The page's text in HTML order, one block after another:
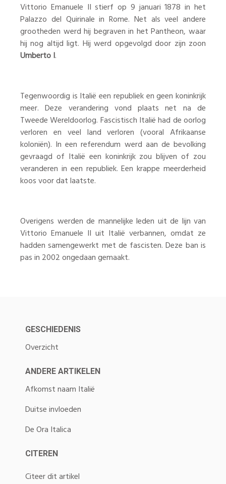
Vittorio Emanuele II stierf op 9 januari 1878 in het
Palazzo del Quirinale in Rome. Net als veel andere
grootheden werd hij begraven in het Pantheon, waar
hij nog altijd ligt. Hij werd opgevolgd door zijn zoon
Umberto I.
Tegenwoordig is Italië een republiek en geen koninkrijk
meer. Deze verandering vond plaats net na de
Tweede Wereldoorlog. Fascistisch Italië had de oorlog
verloren en veel land verloren (vooral Afrikaanse
koloniën). In een referendum werd aan de bevolking
gevraagd of Italië een koninkrijk zou blijven of zou
veranderen in een republiek. Een krappe meerderheid
koos voor dat laatste.
Overigens werden de mannelijke leden uit de lijn van
Vittorio Emanuele II uit Italië verbannen, omdat ze
hadden samengewerkt met de fascisten. Deze ban is
pas in 2002 ongedaan gemaakt.
GESCHIEDENIS
Overzicht
ANDERE ARTIKELEN
Afkomst naam Italië
Duitse invloeden
De Ora Italica
CITEREN
Citeer dit artikel